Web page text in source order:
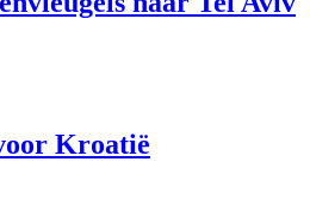
Kroatië